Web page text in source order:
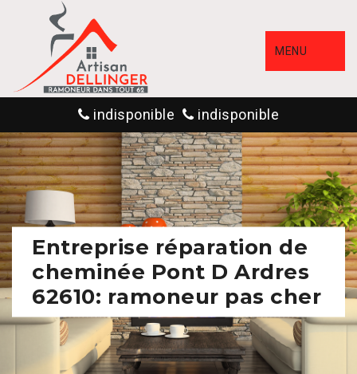
MENU
indisponible indisponible
Entreprise réparation de
cheminée Pont D Ardres
62610: ramoneur pas cher